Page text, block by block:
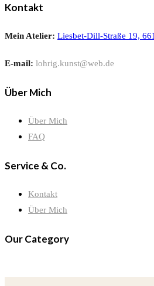
Kontakt
Mein Atelier: Liesbet-Dill-Straße 19,
E-mail: lohrig.kunst@web.de
Über Mich
Über Mich
FAQ
Service & Co.
Kontakt
Über Mich
Our Category